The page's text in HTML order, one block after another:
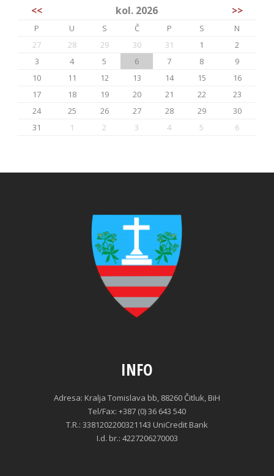
<< kol. 2026 >>
P U S Č P S
N
27
28 29 30 31 1
2
3
4 5 6 7 8
9
10
11 12 13 14 15
16
17
18 19 20 21 22
23
24
25 26 27 28 29
30
31
1 2 3 4 5 6
INFO
Adresa: Kralja Tomislava bb, 88260 Čitluk, BiH
Tel/Fax: +387 (0) 36 643 540
T.R.: 3381202200321143 UniCredit Bank
I.d. br.: 4227206270003